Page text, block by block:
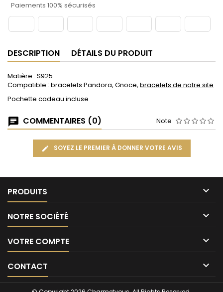
Paiements 100% sécurisés
DESCRIPTION DÉTAILS DU PRODUIT
Matière : S925
Compatible : bracelets Pandora, Gnoce, bracelets de notre site
Pochette cadeau incluse
COMMENTAIRES (0) Note
SOYEZ LE PREMIER À DONNER VOTRE AVIS
PRODUITS 
NOTRE SOCIÉTÉ 
VOTRE COMPTE 
CONTACT 